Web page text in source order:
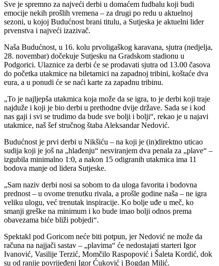
Sve je spremno za najveći derbi u domaćem fudbalu koji budi
emocije nekih prošlih vremena – za drugi po redu u aktuelnoj
sezoni, u kojoj Budućnost brani titulu, a Sutjeska je aktuelni lider
prvenstva i najveći izazivač.
Naša Budućnost, u 16. kolu prvoligaškog karavana, sjutra (nedjelja,
28. novembar) dočekuje Sutjesku na Gradskom stadionu u
Podgorici. Ulaznice za derbi će se prodavati sjutra od 13.00 časova
do početka utakmice na biletarnici na zapadnoj tribini, koštaće dva
eura, a u ponudi će se naći karte za zapadnu tribinu.
„To je najljepša utakmica koja može da se igra, to je derbi koji traje
najduže i koji je bio derbi u prethodne dvije države. Sada se i kod
nas gaji i svi se trudimo da bude sve bolji i bolji“, rekao je u najavi
utakmice, naš šef stručnog štaba Aleksandar Nedović.
Budućnost je prvi derbi u Nikšiću – na koji je (in)direktno uticao
sudija koji je još na „hlađenju“ nesviranjem dva penala za „plave“ –
izgubila minimalno 1:0, a nakon 15 odigranih utakmica ima 11
bodova manje od lidera Sutjeske.
„Sam naziv derbi nosi sa sobom to da uloga favorita i bodovna
prednost – u ovome trenutku rivala, a prošle godine naša – ne igra
veliku ulogu, već trenutak inspiracije. Ko bolje uđe u meč, ko
smanji greške na minimum i ko bude imao bolji odnos prema
obavezama biće bliži pobjedi“.
Spektakl pod Goricom neće biti potpun, jer Nedović ne može da
računa na najjači sastav – „plavima“ će nedostajati starteri Igor
Ivanović, Vasilije Terzić, Momčilo Raspopović i Šaleta Kordić, dok
su od ranije povrijeđeni Igor Ćuković i Bogdan Milić.